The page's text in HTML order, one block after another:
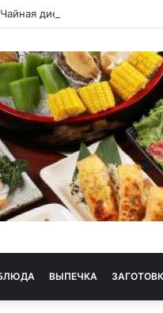
Чайная диета
ВЫПЕЧКА